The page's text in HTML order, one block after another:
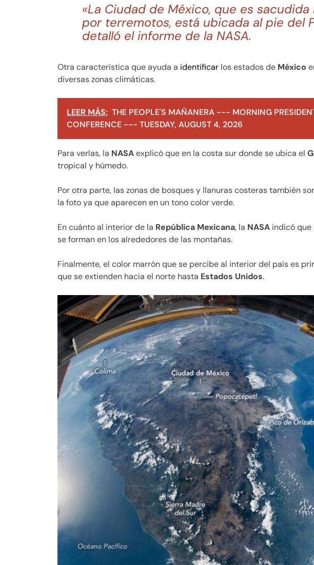
«La Ciudad de México, que es
por terremotos, está ubicada al pie del
detalló el informe de la NASA.
Otra característica que ayuda a identificar los estados de México
diversas zonas climáticas.
LEER MÁS: THE PEOPLE'S MAÑANERA --- MORNING
CONFERENCE --- TUESDAY, AUGUST 4, 2026
Para verlas, la NASAexplicó que en la costa sur donde se ubica el
tropical y húmedo.
Por otra parte, las zonas de bosques y llanuras costeras también
la foto ya que aparecen en un tono color verde.
En cuánto al interior de la República Mexicana, la NASA indicó que
se forman en los alrededores de las montañas.
Finalmente, el color marrón que se percibe al interior del país es
que se extienden hacia el norte hasta Estados Unidos.